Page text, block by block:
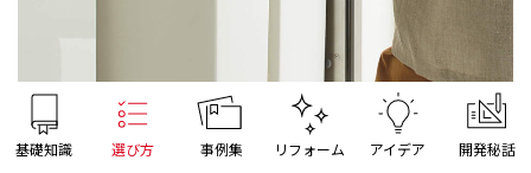
基礎知識 選び方 事例集 リフォーム アイデア 開発秘話